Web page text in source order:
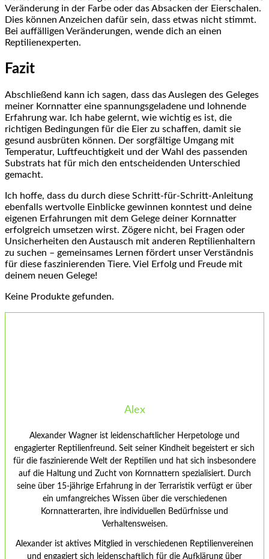
Veränderung in der Farbe oder das Absacken ‍der Eierschalen.
Dies können ⁣Anzeichen dafür sein, dass etwas⁢ nicht ‍stimmt.
Bei ⁤auffälligen Veränderungen, wende dich an einen​
Reptilienexperten.
Fazit
Abschließend kann ich sagen,‍ dass das Auslegen des ⁤Geleges
meiner Kornnatter eine ⁣spannungsgeladene und lohnende⁤
Erfahrung war. Ich habe gelernt, wie wichtig es⁤ ist, ‍die
richtigen ​Bedingungen für die Eier zu schaffen, damit sie
gesund ausbrüten können. Der sorgfältige Umgang mit
Temperatur, ⁣Luftfeuchtigkeit und der Wahl des passenden
Substrats hat für mich den ‌entscheidenden Unterschied
gemacht.
Ich ⁣hoffe, dass du durch diese Schritt-für-Schritt-Anleitung
ebenfalls‍ wertvolle Einblicke ⁤gewinnen konntest und⁣ deine
eigenen Erfahrungen mit dem Gelege deiner Kornnatter
erfolgreich umsetzen wirst. Zögere nicht, bei Fragen oder
Unsicherheiten den Austausch mit anderen Reptilienhaltern
⁤zu suchen – gemeinsames ‍Lernen‍ fördert unser ⁣Verständnis
für‌ diese faszinierenden Tiere.‌ Viel Erfolg und Freude mit
deinem ⁤neuen Gelege!
Keine Produkte gefunden.
Alex
Alexander Wagner ist leidenschaftlicher Herpetologe und
engagierter Reptilienfreund. Seit seiner Kindheit begeistert er sich
für die faszinierende Welt der Reptilien und hat sich insbesondere
auf die Haltung und Zucht von Kornnattern spezialisiert. Durch
seine über 15-jährige Erfahrung in der Terraristik verfügt er über
ein umfangreiches Wissen über die verschiedenen
Kornnatterarten, ihre individuellen Bedürfnisse und
Verhaltensweisen.
Alexander ist aktives Mitglied in verschiedenen Reptilienvereinen
und engagiert sich leidenschaftlich für die Aufklärung über